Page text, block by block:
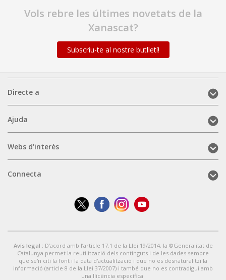
Vols rebre les últimes novetats de la
Xanascat?
Subscriu-te al nostre butlletí!
Directe
a
Directe a
Ajuda
(mobile)
Ajuda
Webs
d'interès
Webs d'interès
Connecta
Connecta
Avís legal : D’acord amb l’article 17.1 de la Llei 19/2014, la ©Generalitat de
Catalunya permet la reutilització dels continguts i de les dades sempre
que se'n citi la font i la data d'actualització i que no es desnaturalitzi la
informació (article 8 de la Llei 37/2007) i també que no es contradigui amb
una llicència específica.